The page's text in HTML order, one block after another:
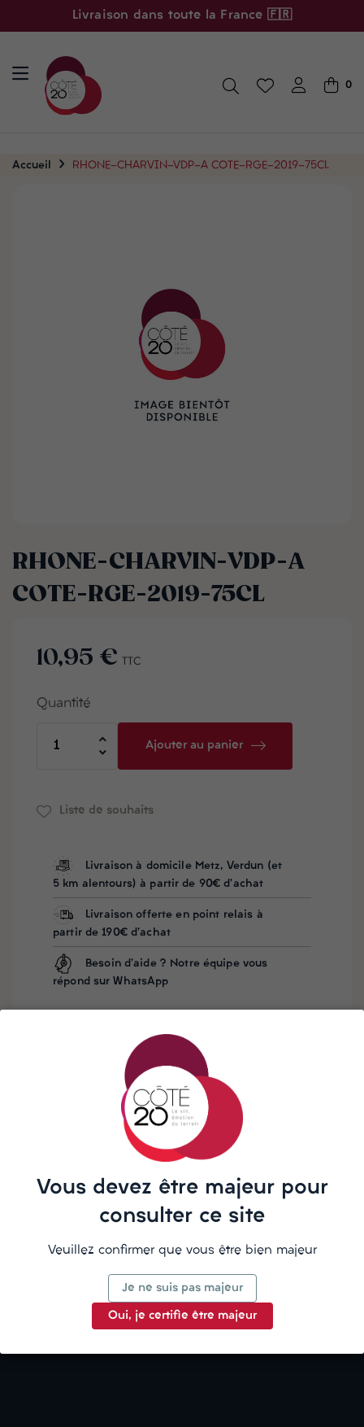
Livraison dans toute la France 🇫🇷
0
Accueil RHONE-CHARVIN-VDP-A COTE-RGE-2019-75CL
RHONE-CHARVIN-VDP-A
COTE-RGE-2019-75CL
10,95 € TTC
Quantité
Ajouter au panier
Liste de souhaits
Livraison à domicile Metz, Verdun (et
5 km alentours) à partir de 90€ d'achat
Livraison offerte en point relais à
partir de 190€ d'achat
Besoin d'aide ? Notre équipe vous
répond sur WhatsApp
La description
Détails du produit
Vous devez être majeur pour
consulter ce site
Veuillez confirmer que vous être bien majeur
Je ne suis pas majeur
Oui, je certifie être majeur